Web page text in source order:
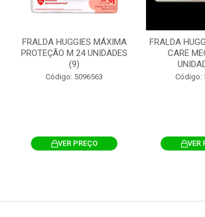
FRALDA HUGGIES MÁXIMA
PROTEÇÃO M 24 UNIDADES
(9)
Código: 5096563
VER PREÇO
FRALDA
CARE
Código:
VER